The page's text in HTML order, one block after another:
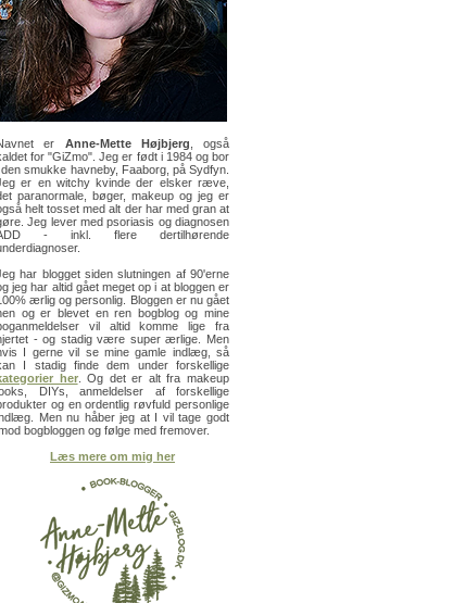
er Anne-Mette Højbjerg , også
for "GiZmo". Jeg er født i 1984 og bor
smukke havneby, Faaborg, på Sydfyn.
er en witchy kvinde der elsker ræve,
paranormale, bøger, makeup og jeg er
helt tosset med alt der har med gran at
Jeg lever med psoriasis og diagnosen
- inkl. flere dertilhørende
har blogget siden slutningen af 90'erne
jeg har altid gået meget op i at bloggen er
ærlig og personlig. Bloggen er nu gået
og er blevet en ren bogblog og mine
vil altid komme lige fra
- og stadig være super ærlige. Men
I gerne vil se mine gamle indlæg, så
I stadig finde dem under forskellige
her. Og det er alt fra makeup
DIYs, anmeldelser af forskellige
og en ordentlig røvfuld personlige
Men nu håber jeg at I vil tage godt
bogbloggen og følge med fremover.
Læs mere om mig her